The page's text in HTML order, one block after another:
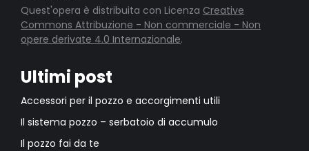
Quest'opera è distribuita con Licenza Creative
Commons Attribuzione - Non commerciale - Non
opere derivate 4.0 Internazionale.
Ultimi post
Accessori per il pozzo e accorgimenti utili
Il sistema pozzo – serbatoio di accumulo
Il pozzo fai da te